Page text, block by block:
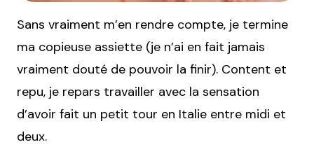
Sans vraiment m’en rendre compte, je termine
ma copieuse assiette (je n’ai en fait jamais
vraiment douté de pouvoir la finir). Content et
repu, je repars travailler avec la sensation
d’avoir fait un petit tour en Italie entre midi et
deux.